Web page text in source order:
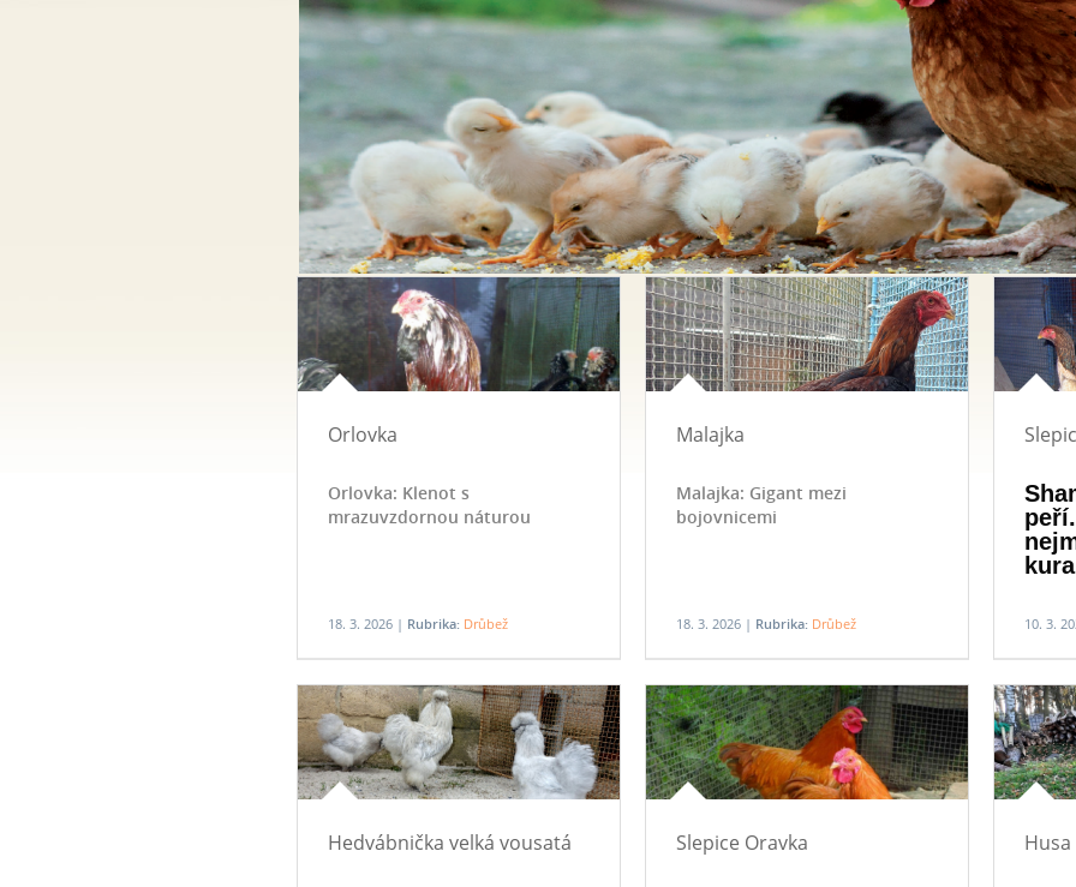
Orlovka
Orlovka: Klenot s
mrazuvzdornou náturou
18. 3. 2026 | Rubrika: Drůbež
Malajka
Malajka: Gigant mezi
bojovnicemi
18. 3. 2026 | Rubrika: Drůbež 10. 3.
Hedvábnička velká vousatá Slepice Oravka